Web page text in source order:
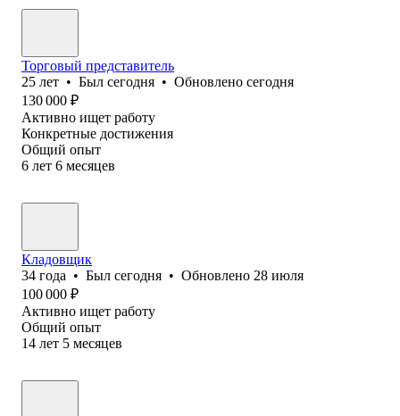
Торговый представитель
25 лет • Был сегодня • Обновлено сегодня
130 000 ₽
Активно ищет работу
Конкретные достижения
Общий опыт
6 лет 6 месяцев
Кладовщик
34 года • Был сегодня • Обновлено 28 июля
100 000 ₽
Активно ищет работу
Общий опыт
14 лет 5 месяцев